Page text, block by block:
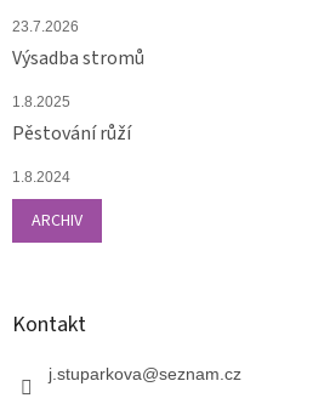
23.7.2026
Výsadba stromů
1.8.2025
Pěstování růží
1.8.2024
ARCHIV
Kontakt
j.stuparkova@seznam.cz